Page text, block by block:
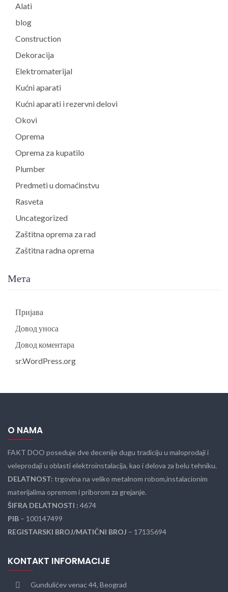
Alati
blog
Construction
Dekoracija
Elektromaterijal
Kućni aparati
Kućni aparati i rezervni delovi
Okovi
Oprema
Oprema za kupatilo
Plumber
Predmeti u domaćinstvu
Rasveta
Uncategorized
Zaštitna oprema za rad
Zaštitna radna oprema
Мета
Пријава
Довод уноса
Довод коментара
sr.WordPress.org
O NAMA
FAKT DOO poseduje dve decenije dugu tradiciju u maloprodaji i
veleprodaji u oblasti elektroinstalacija, kao i delova za belu tehniku.
DELATNOST: trgovina na veliko metalnom robom,instalacionim
materijalima opremom i priborom za grejanje.
ŠIFRA DELATNOSTI : 4674
PIB – 100147499
REGISTARSKI BROJ/MATIČNI BROJ – 17135694
KONTAKT INFORMACIJE
Gundulićev venac 44, Beograd